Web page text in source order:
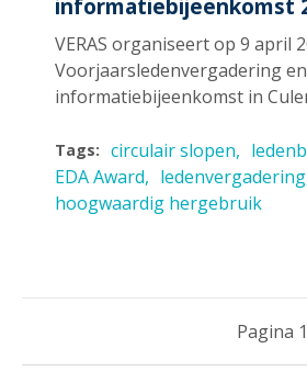
informatiebijeenkomst
VERAS organiseert op 9 april
Voorjaarsledenvergadering en
informatiebijeenkomst in
Tags: circulair slopen
EDA Award
ledenvergadering
hoogwaardig hergebruik
Pagina